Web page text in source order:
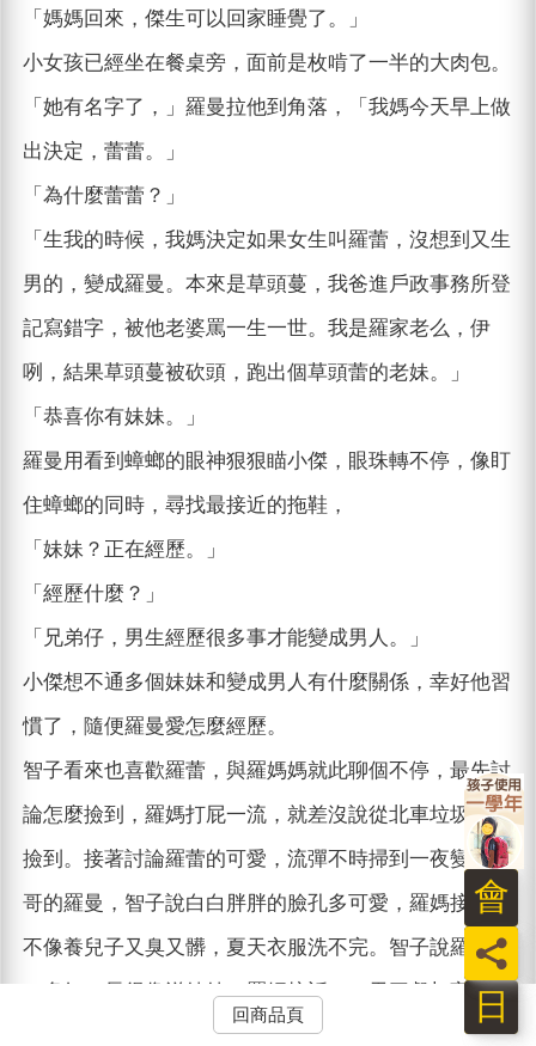
「媽媽回來，傑生可以回家睡覺了。」
小女孩已經坐在餐桌旁，面前是枚啃了一半的大肉包。
「她有名字了，」羅曼拉他到角落，「我媽今天早上做
出決定，蕾蕾。」
「為什麼蕾蕾？」
「生我的時候，我媽決定如果女生叫羅蕾，沒想到又生
男的，變成羅曼。本來是草頭蔓，我爸進戶政事務所登
記寫錯字，被他老婆罵一生一世。我是羅家老么，伊
咧，結果草頭蔓被砍頭，跑出個草頭蕾的老妹。」
「恭喜你有妹妹。」
羅曼用看到蟑螂的眼神狠狠瞄小傑，眼珠轉不停，像盯
住蟑螂的同時，尋找最接近的拖鞋，
「妹妹？正在經歷。」
「經歷什麼？」
「兄弟仔，男生經歷很多事才能變成男人。」
小傑想不通多個妹妹和變成男人有什麼關係，幸好他習
慣了，隨便羅曼愛怎麼經歷。
智子看來也喜歡羅蕾，與羅媽媽就此聊個不停，最先討
論怎麼撿到，羅媽打屁一流，就差沒說從北車垃圾桶裡
撿到。接著討論羅蕾的可愛，流彈不時掃到一夜變身哥
哥的羅曼，智子說白白胖胖的臉孔多可愛，羅媽接話，
不像養兒子又臭又髒，夏天衣服洗不完。智子說羅蕾胃
口多好，長得像洋娃娃，羅媽接話，一天三餐加宵夜結
果兒子還是又瘦又黑，浪費食物。
回商品頁 日
員
會